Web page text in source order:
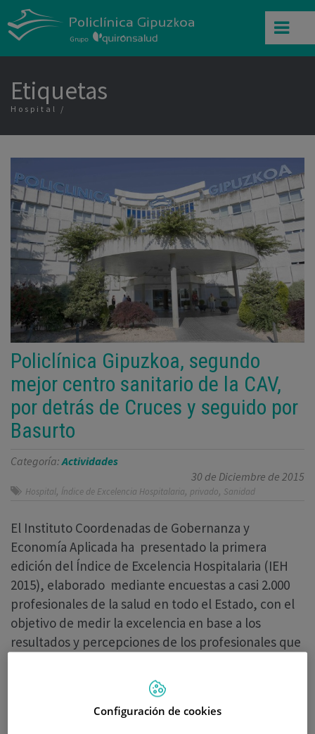
Etiquetas
Hospital
Policlínica Gipuzkoa, segundo
mejor centro sanitario de la CAV,
por detrás de Cruces y seguido por
Basurto
Categoría: Actividades
30 de Diciembre de 2015
Hospital, Índice de Excelencia Hospitalaria, privado, Sanidad
El Instituto Coordenadas de Gobernanza y
Economía Aplicada ha presentado la primera
edición del Índice de Excelencia Hospitalaria (IEH
2015), elaborado mediante encuestas a casi 2.000
profesionales de la salud en todo el Estado, con el
objetivo de medir la excelencia en base a los
resultados y percepciones de los profesionales que
privados en cada una de las comunidades.
Configuración de cookies